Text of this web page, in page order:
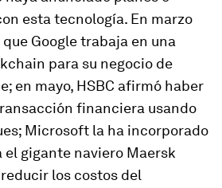
esta tecnología. En marzo
Google trabaja en una
para su negocio de
en mayo, HSBC afirmó haber
financiera usando
Microsoft la ha incorporado
el gigante naviero Maersk
los costos del